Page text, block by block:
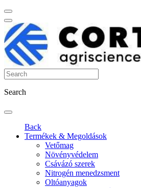
Search
Back
Termékek & Megoldások
Vetőmag
Növényvédelem
Csávázó szerek
Nitrogén menedzsment
Oltóanyagok